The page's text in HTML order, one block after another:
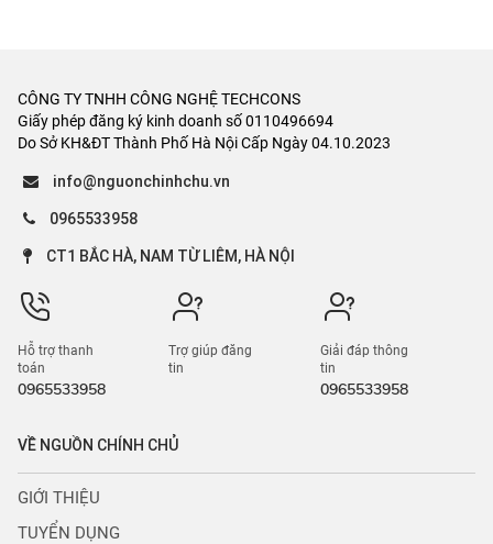
CÔNG TY TNHH CÔNG NGHỆ TECHCONS
Giấy phép đăng ký kinh doanh số 0110496694
Do Sở KH&ĐT Thành Phố Hà Nội Cấp Ngày 04.10.2023
info@nguonchinhchu.vn
0965533958
CT1 BẮC HÀ, NAM TỪ LIÊM, HÀ NỘI
Hỗ trợ thanh
toán
0965533958
Trợ giúp đăng
tin
Giải đáp thông
tin
0965533958
VỀ NGUỒN CHÍNH CHỦ
GIỚI THIỆU
TUYỂN DỤNG